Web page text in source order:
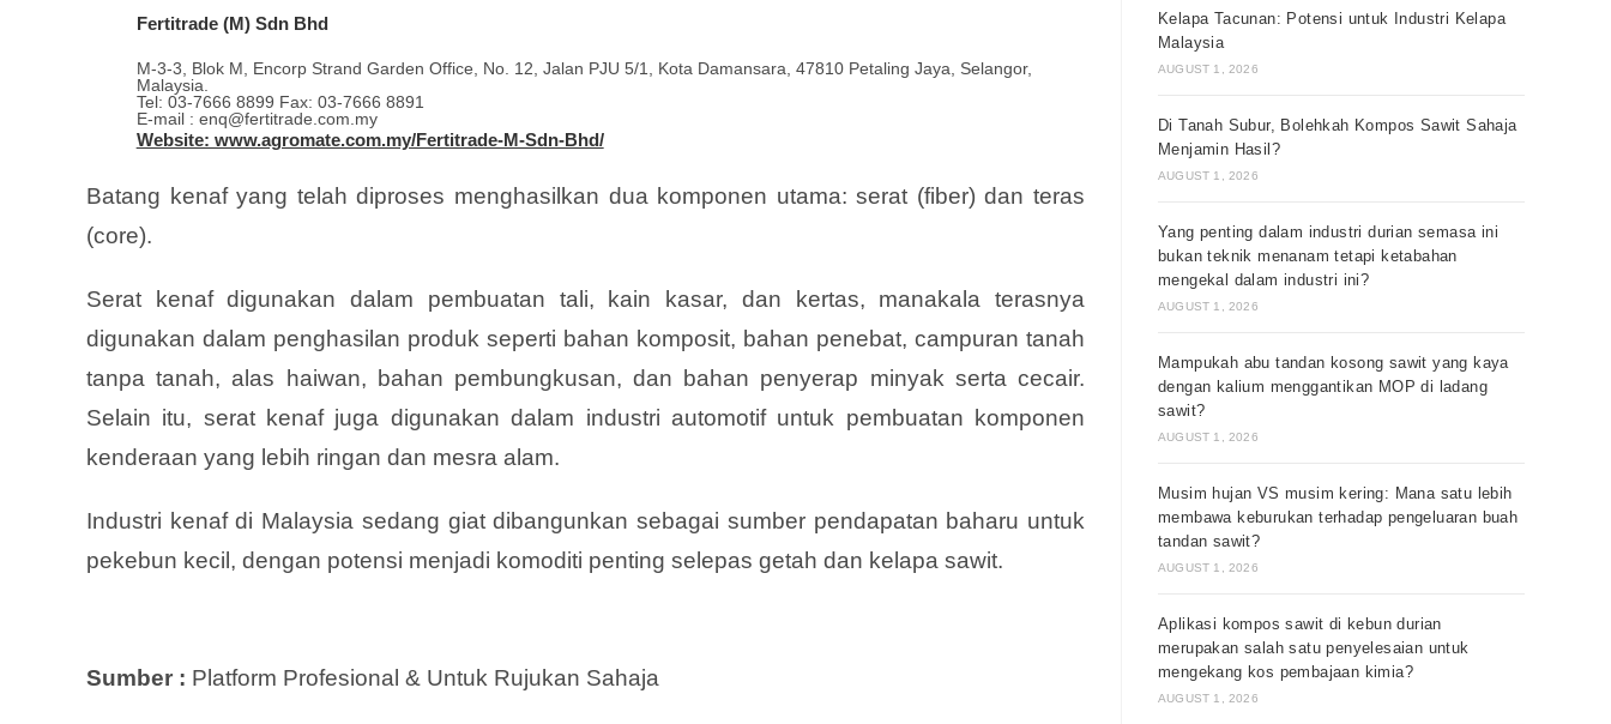
Fertitrade (M) Sdn Bhd
M-3-3, Blok M, Encorp Strand Garden Office, No. 12, Jalan PJU 5/1, Kota Damansara, 47810 Petaling Jaya, Selangor,
Malaysia.
Tel: 03-7666 8899 Fax: 03-7666 8891
E-mail : enq@fertitrade.com.my
Website: www.agromate.com.my/Fertitrade-M-Sdn-Bhd/
Batang kenaf yang telah diproses menghasilkan dua komponen utama: serat (fiber) dan teras
(core).
Serat kenaf digunakan dalam pembuatan tali, kain kasar, dan kertas, manakala terasnya
digunakan dalam penghasilan produk seperti bahan komposit, bahan penebat, campuran tanah
tanpa tanah, alas haiwan, bahan pembungkusan, dan bahan penyerap minyak serta cecair.
Selain itu, serat kenaf juga digunakan dalam industri automotif untuk pembuatan komponen
kenderaan yang lebih ringan dan mesra alam.
Industri kenaf di Malaysia sedang giat dibangunkan sebagai sumber pendapatan baharu untuk
pekebun kecil, dengan potensi menjadi komoditi penting selepas getah dan kelapa sawit.
Sumber : Platform Profesional & Untuk Rujukan Sahaja
Kelapa Tacunan: Potensi untuk Industri Kelapa
Malaysia
AUGUST 1, 2026
Di Tanah Subur, Bolehkah Kompos Sawit Sahaja
Menjamin Hasil?
AUGUST 1, 2026
Yang penting dalam industri durian semasa ini
bukan teknik menanam tetapi ketabahan
mengekal dalam industri ini?
AUGUST 1, 2026
Mampukah abu tandan kosong sawit yang kaya
dengan kalium menggantikan MOP di ladang
sawit?
AUGUST 1, 2026
Musim hujan VS musim kering: Mana satu lebih
membawa keburukan terhadap pengeluaran buah
tandan sawit?
AUGUST 1, 2026
Aplikasi kompos sawit di kebun durian
merupakan salah satu penyelesaian untuk
mengekang kos pembajaan kimia?
AUGUST 1, 2026